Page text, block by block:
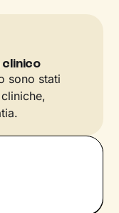
sono stati